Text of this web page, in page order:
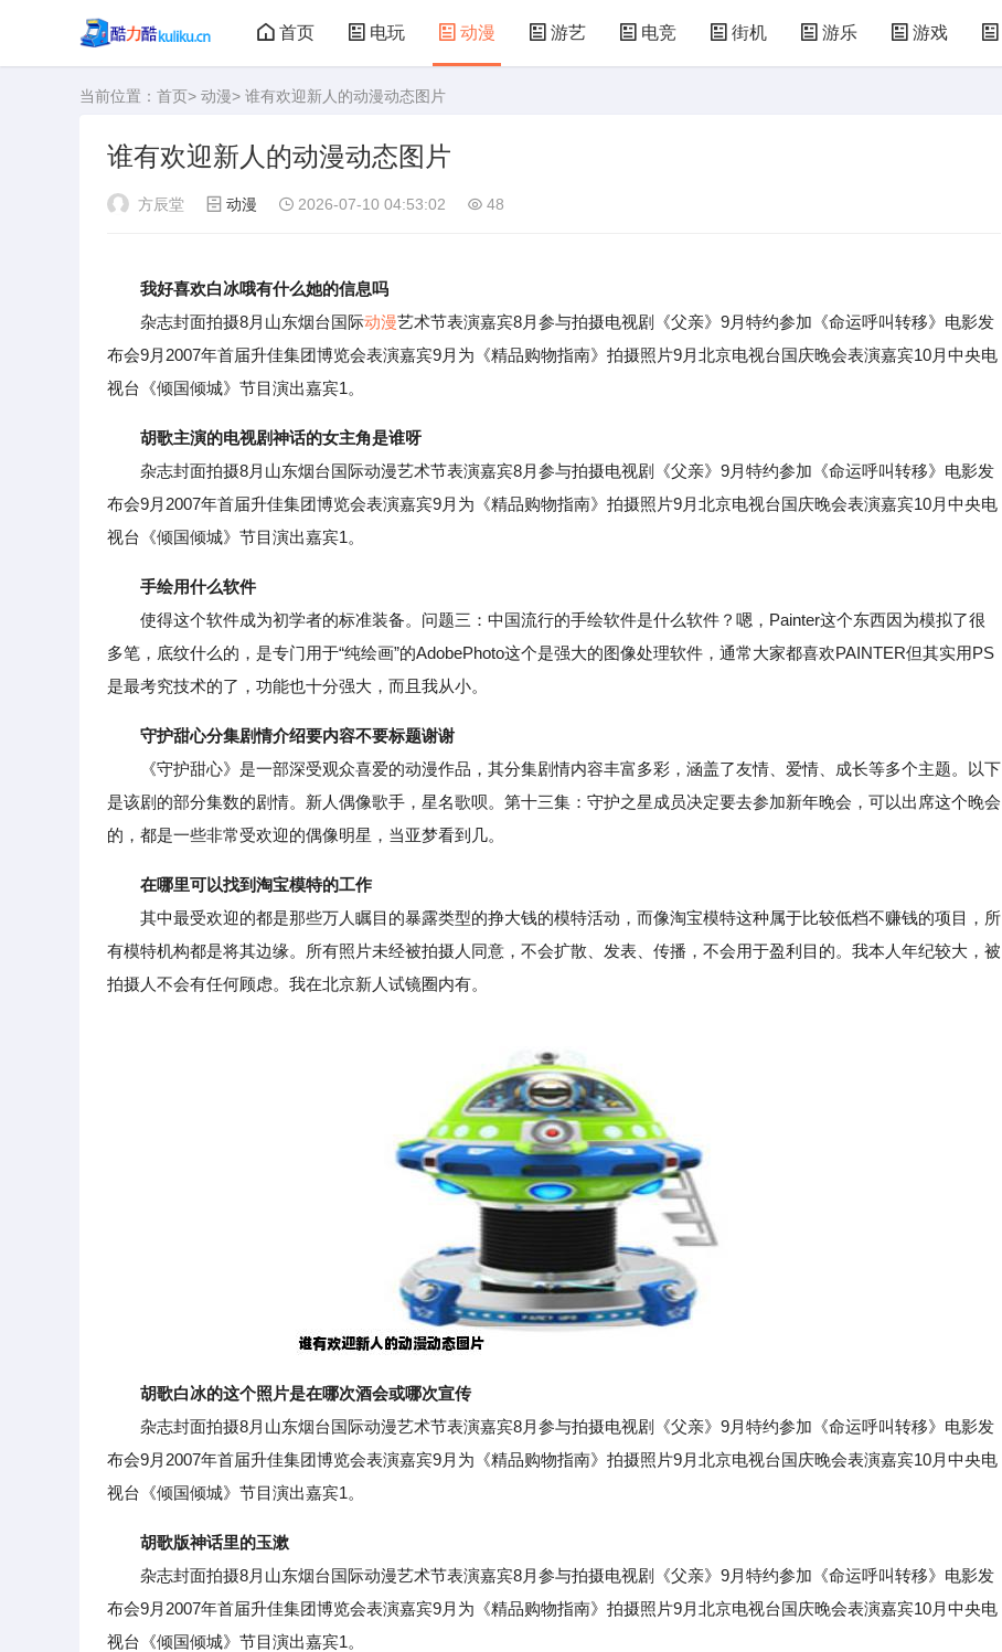
首页 电玩 动漫 游艺 电竞 街机 游乐 游戏
大型游戏 娃娃机
当前位置： 首页> 动漫> 谁有欢迎新人的动漫动态图片
谁有欢迎新人的动漫动态图片
方辰堂 动漫 2026-07-10 04:53:02 48
我好喜欢白冰哦有什么她的信息吗
杂志封面拍摄8月山东烟台国际动漫艺术节表演嘉宾8月参与拍摄电视剧《父亲》9月特约参加《命运呼叫转移》电影发
布会9月2007年首届升佳集团博览会表演嘉宾9月为《精品购物指南》拍摄照片9月北京电视台国庆晚会表演嘉宾10月中央电
视台《倾国倾城》节目演出嘉宾1。
胡歌主演的电视剧神话的女主角是谁呀
杂志封面拍摄8月山东烟台国际动漫艺术节表演嘉宾8月参与拍摄电视剧《父亲》9月特约参加《命运呼叫转移》电影发
布会9月2007年首届升佳集团博览会表演嘉宾9月为《精品购物指南》拍摄照片9月北京电视台国庆晚会表演嘉宾10月中央电
视台《倾国倾城》节目演出嘉宾1。
手绘用什么软件
使得这个软件成为初学者的标准装备。问题三：中国流行的手绘软件是什么软件？嗯，Painter这个东西因为模拟了很
多笔，底纹什么的，是专门用于“纯绘画”的AdobePhoto这个是强大的图像处理软件，通常大家都喜欢PAINTER但其实用PS
是最考究技术的了，功能也十分强大，而且我从小。
守护甜心分集剧情介绍要内容不要标题谢谢
《守护甜心》是一部深受观众喜爱的动漫作品，其分集剧情内容丰富多彩，涵盖了友情、爱情、成长等多个主题。以下
是该剧的部分集数的剧情。新人偶像歌手，星名歌呗。第十三集：守护之星成员决定要去参加新年晚会，可以出席这个晚会
的，都是一些非常受欢迎的偶像明星，当亚梦看到几。
在哪里可以找到淘宝模特的工作
其中最受欢迎的都是那些万人瞩目的暴露类型的挣大钱的模特活动，而像淘宝模特这种属于比较低档不赚钱的项目，所
有模特机构都是将其边缘。所有照片未经被拍摄人同意，不会扩散、发表、传播，不会用于盈利目的。我本人年纪较大，被
拍摄人不会有任何顾虑。我在北京新人试镜圈内有。
胡歌白冰的这个照片是在哪次酒会或哪次宣传
杂志封面拍摄8月山东烟台国际动漫艺术节表演嘉宾8月参与拍摄电视剧《父亲》9月特约参加《命运呼叫转移》电影发
布会9月2007年首届升佳集团博览会表演嘉宾9月为《精品购物指南》拍摄照片9月北京电视台国庆晚会表演嘉宾10月中央电
视台《倾国倾城》节目演出嘉宾1。
胡歌版神话里的玉漱
杂志封面拍摄8月山东烟台国际动漫艺术节表演嘉宾8月参与拍摄电视剧《父亲》9月特约参加《命运呼叫转移》电影发
布会9月2007年首届升佳集团博览会表演嘉宾9月为《精品购物指南》拍摄照片9月北京电视台国庆晚会表演嘉宾10月中央电
视台《倾国倾城》节目演出嘉宾1。